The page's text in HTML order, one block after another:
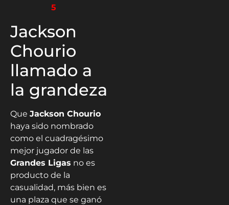
5
Jackson
Chourio
llamado a
la grandeza
Que Jackson Chourio
haya sido nombrado
como el cuadragésimo
mejor jugador de las
Grandes Ligas no es
producto de la
casualidad, más bien es
una plaza que se ganó